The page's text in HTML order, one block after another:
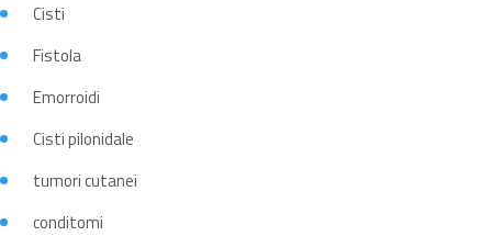
Cisti
Fistola
Emorroidi
Cisti pilonidale
tumori cutanei
conditomi